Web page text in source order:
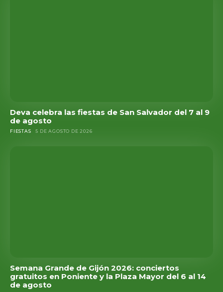
Deva celebra las fiestas de San Salvador del 7 al 9
de agosto
FIESTAS 5 DE AGOSTO DE 2026
Semana Grande de Gijón 2026: conciertos
gratuitos en Poniente y la Plaza Mayor del 6 al 14
de agosto